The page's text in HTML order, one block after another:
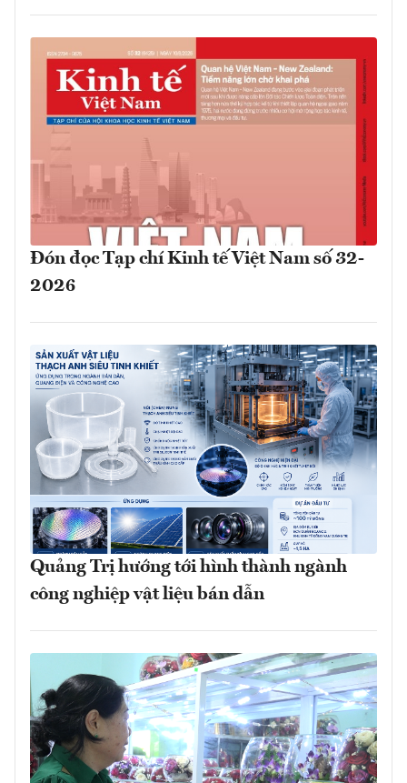
Đón đọc Tạp chí Kinh tế Việt Nam số 32-
2026
Quảng Trị hướng tới hình thành ngành
công nghiệp vật liệu bán dẫn